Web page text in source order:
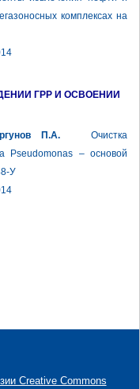
комплексах на
ГРР И ОСВОЕНИИ
П.А.Очистка
Pseudomonas – основой
У
Creative Commons